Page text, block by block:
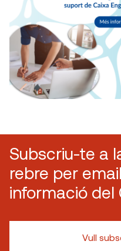
Subscriu-te a
rebre per
informació del
Vull